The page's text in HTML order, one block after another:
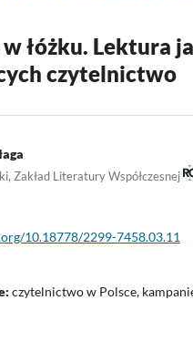
łóżku. Lektura
czytelnictwo
Zakład Literatury Współczesnej
10.18778/2299-7458.03.11
czytelnictwo w Polsce,